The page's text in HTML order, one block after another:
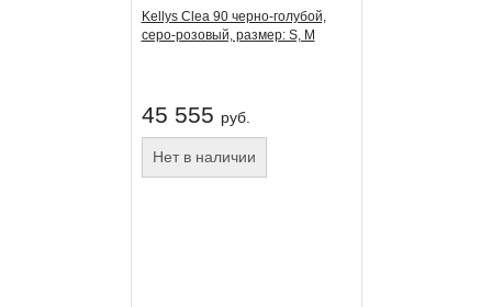
Kellys Clea 90 черно-голубой,
серо-розовый, размер: S, M
45 555 руб.
Нет в наличии